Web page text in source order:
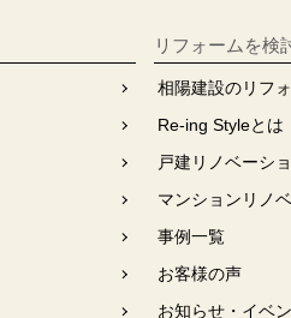
リフォームを検
相陽建設のリフ
Re-ing Styleとは
戸建リノベーシ
マンションリノ
事例一覧
お客様の声
お知らせ・イベ